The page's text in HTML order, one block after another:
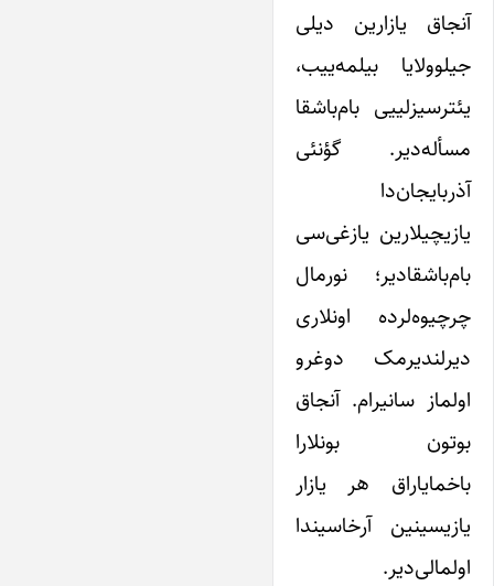
آنجاق یازارین دیلی
جیلوولایا بیلمه‌ییب،
یئترسیزلییی بام‌باشقا
مسأله‌دیر. گؤنئی
آذربایجان‌دا
یازیچیلارین یازغی‌سی
بام‌باشقادیر؛ نورمال
چرچیوه‌لرده اونلاری
دیرلندیرمک دوغرو
اولماز سانیرام. آنجاق
بوتون بونلارا
باخمایاراق هر یازار
یازیسینین آرخاسیندا
اولمالی‌دیر.